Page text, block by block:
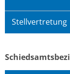
Stellvertretung